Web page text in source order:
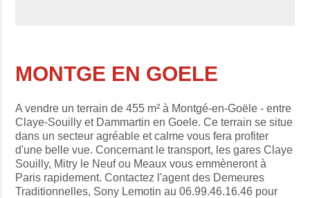
MONTGE EN GOELE
A vendre un terrain de 455 m² à Montgé-en-Goële - entre
Claye-Souilly et Dammartin en Goele. Ce terrain se situe
dans un secteur agréable et calme vous fera profiter
d'une belle vue. Concernant le transport, les gares Claye
Souilly, Mitry le Neuf ou Meaux vous emmèneront à
Paris rapidement. Contactez l'agent des Demeures
Traditionnelles, Sony Lemotin au 06.99.46.16.46 pour